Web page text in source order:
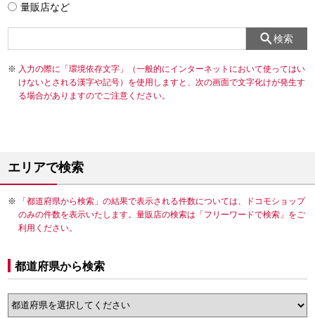
量販店など
検索
入力の際に「環境依存文字」（一般的にインターネットにおいて使ってはい
けないとされる漢字や記号）を使用しますと、次の画面で文字化けが発生す
る場合がありますのでご注意ください。
エリアで検索
「都道府県から検索」の結果で表示される件数については、ドコモショップ
のみの件数を表示いたします。量販店の検索は「フリーワードで検索」をご
利用ください。
都道府県から検索